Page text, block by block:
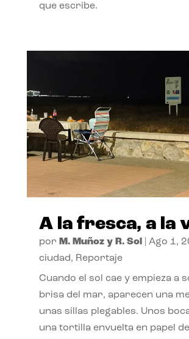
que escribe.
A la fresca, a la
por M. Muñoz y R. Sol| Ago 1,
ciudad, Reportaje
Cuando el sol cae y empieza a
brisa del mar, aparecen una
unas sillas plegables. Unos
una tortilla envuelta en papel de